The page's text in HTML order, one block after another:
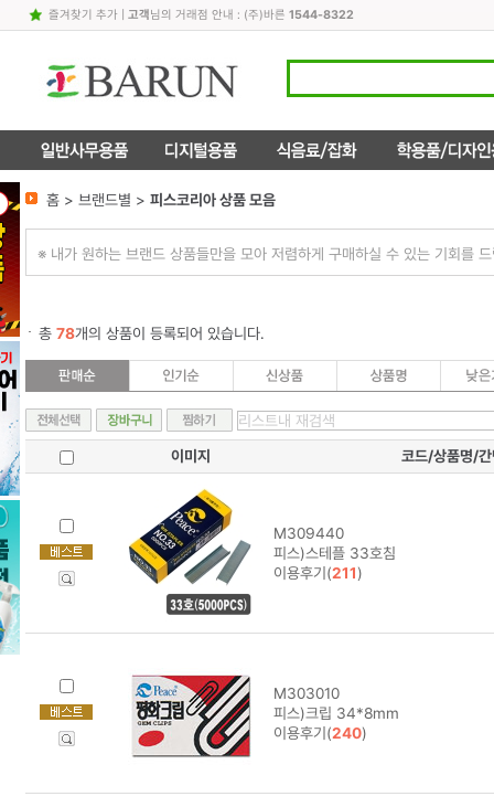
즐겨찾기 추가| 고객님의 거래점 안내 : (주)바른 1544-8322
홈 > 브랜드별 > 피스코리아 상품 모음
※ 내가 원하는 브랜드 상품들만을 모아 저렴하게 구매하실 수 있는 기회를
총 78개의 상품이 등록되어 있습니다.
이미지 코드/상품명/간
M309440
피스)스테플 33호침
이용후기(211)
M303010
피스)크립 34*8mm
이용후기(240)